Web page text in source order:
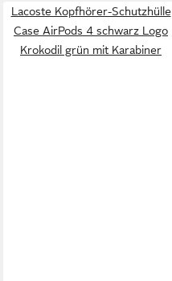
Lacoste Kopfhörer-Schutzhülle
Case AirPods 4 schwarz Logo
Krokodil grün mit Karabiner